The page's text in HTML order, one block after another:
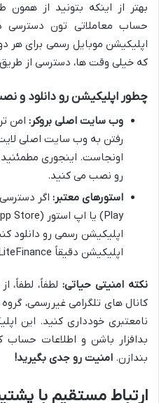
بهتر از اینکه بتونید از همون
حساب معاملاتی تون دسترسی
که خیلی وقت ها، دسترسی از طریق
چطور اپلیکیشن رو دانلود و
وب سایت اصلی بروکر: امن
رفتن به وب سایت اصلی
اونجاست. اینجوری
رو نصب می کنید.
استورهای معتبر:
اپلیکیشن رسمی رو دانلود
اپلیکیشن دقیقاً LiteFinance باشه.
نکته امنیتی حیاتی:لطفاً، لطفاً،
کانال های تلگرامی غیررسمی،
نامعتبری خودداری کنید. این
بدافزار باشن و اطلاعات حساب
بندازن. امنیت رو جدی بگیرید!
ارتباط مستقیم با